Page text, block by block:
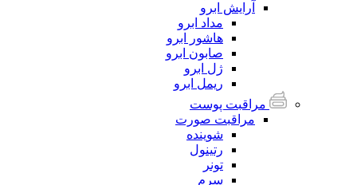
آرایش ابرو
مداد ابرو
هاشور ابرو
صابون ابرو
ژل ابرو
ریمل ابرو
مراقبت پوست
مراقبت صورت
شوینده
رتینول
تونر
سرم